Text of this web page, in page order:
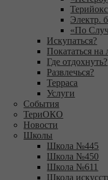
Электр.
«По
Искупаться?
Покататься на
Где отдохнуть?
Развлечься?
Терраса
Услуги
События
ТериОКО
Новости
Школы
Школа №445
Школа №450
Школа №611
Школа